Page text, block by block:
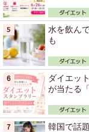
水を飲ん
も
ダイエッ
が当たる
韓国で話